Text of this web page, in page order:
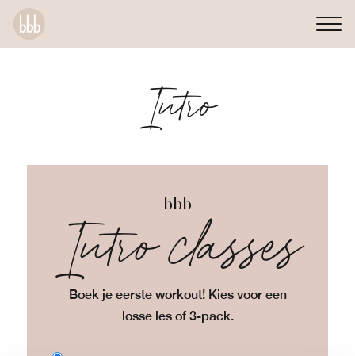
Intro
bbb
Intro classes
Boek je eerste workout! Kies voor een
losse les of 3-pack.